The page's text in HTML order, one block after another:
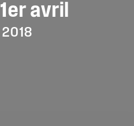
1eravril